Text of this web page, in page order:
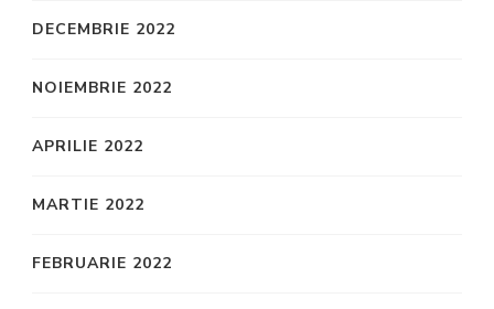
DECEMBRIE 2022
NOIEMBRIE 2022
APRILIE 2022
MARTIE 2022
FEBRUARIE 2022